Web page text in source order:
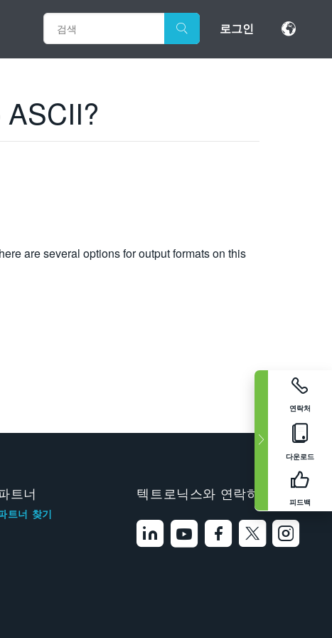
로그인
연락처
다운로드
피드백
are several options for output formats on this
트너
트너 찾기
텍트로닉스와 연락하기